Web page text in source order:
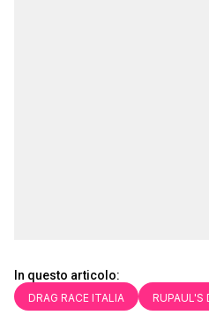
In questo articolo:
DRAG RACE ITALIA RUPAUL'S